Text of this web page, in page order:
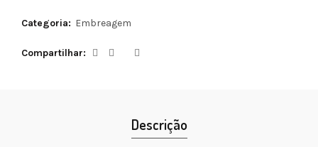
Categoria: Embreagem
Compartilhar
Descrição